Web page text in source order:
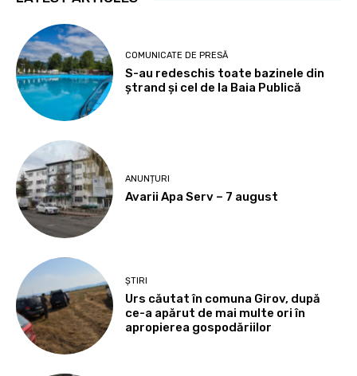
COMUNICATE DE PRESĂ
S-au redeschis toate bazinele din
ștrand și cel de la Baia Publică
ANUNȚURI
Avarii Apa Serv – 7 august
ȘTIRI
Urs căutat în comuna Girov, după
ce-a apărut de mai multe ori în
apropierea gospodăriilor